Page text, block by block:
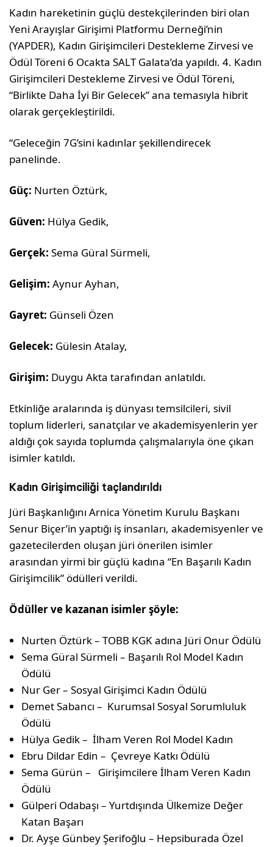
Kadın hareketinin güçlü destekçilerinden biri olan
Yeni Arayışlar Girişimi Platformu Derneği’nin
(YAPDER), Kadın Girişimcileri Destekleme Zirvesi ve
Ödül Töreni 6 Ocakta SALT Galata’da yapıldı. 4. Kadın
Girişimcileri Destekleme Zirvesi ve Ödül Töreni,
“Birlikte Daha İyi Bir Gelecek” ana temasıyla hibrit
olarak gerçekleştirildi.
“Geleceğin 7G’sini kadınlar şekillendirecek
panelinde.
Güç: Nurten Öztürk,
Güven: Hülya Gedik,
Gerçek: Sema Güral Sürmeli,
Gelişim: Aynur Ayhan,
Gayret: Günseli Özen
Gelecek: Gülesin Atalay,
Girişim: Duygu Akta tarafından anlatıldı.
Etkinliğe aralarında iş dünyası temsilcileri, sivil
toplum liderleri, sanatçılar ve akademisyenlerin yer
aldığı çok sayıda toplumda çalışmalarıyla öne çıkan
isimler katıldı.
Kadın Girişimciliği taçlandırıldı
Jüri Başkanlığını Arnica Yönetim Kurulu Başkanı
Senur Biçer’in yaptığı iş insanları, akademisyenler ve
gazetecilerden oluşan jüri önerilen isimler
arasından yirmi bir güçlü kadına “En Başarılı Kadın
Girişimcilik” ödülleri verildi.
Ödüller ve kazanan isimler şöyle:
Nurten Öztürk – TOBB KGK adına Jüri Onur Ödülü
Sema Güral Sürmeli – Başarılı Rol Model Kadın
Ödülü
Nur Ger – Sosyal Girişimci Kadın Ödülü
Demet Sabancı – Kurumsal Sosyal Sorumluluk
Ödülü
Hülya Gedik – İlham Veren Rol Model Kadın
Ebru Dildar Edin – Çevreye Katkı Ödülü
Sema Gürün – Girişimcilere İlham Veren Kadın
Ödülü
Gülperi Odabaşı – Yurtdışında Ülkemize Değer
Katan Başarı
Dr. Ayşe Günbey Şerifoğlu – Hepsiburada Özel